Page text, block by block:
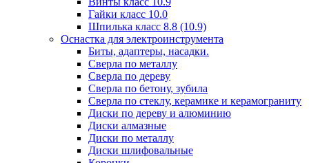
Гайки класс 10.0
Шпилька класс 8.8 (10.9)
Оснастка для электроинструмента
Биты, адаптеры, насадки.
Сверла по металлу
Сверла по дереву
Сверла по бетону, зубила
Сверла по стеклу, керамике и керамограниту
Диски по дереву и алюминию
Диски алмазные
Диски по металлу
Диски шлифовальные